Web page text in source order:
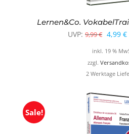
Lernen&Co.
UVP: 9,99€
Preis
war:
9,99 €
4,99 €
inkl. 19 %
zzgl.
2 Werktage
Sale!